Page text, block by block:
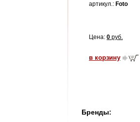
артикул.: Foto
Цена: 0 руб.
в корзину
Бренды: